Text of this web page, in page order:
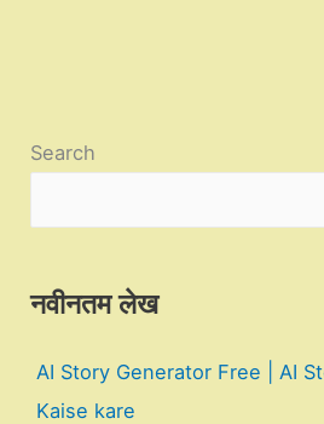
Search
नवीनतम लेख
AI Story Generator Free | AI
Kaise kare